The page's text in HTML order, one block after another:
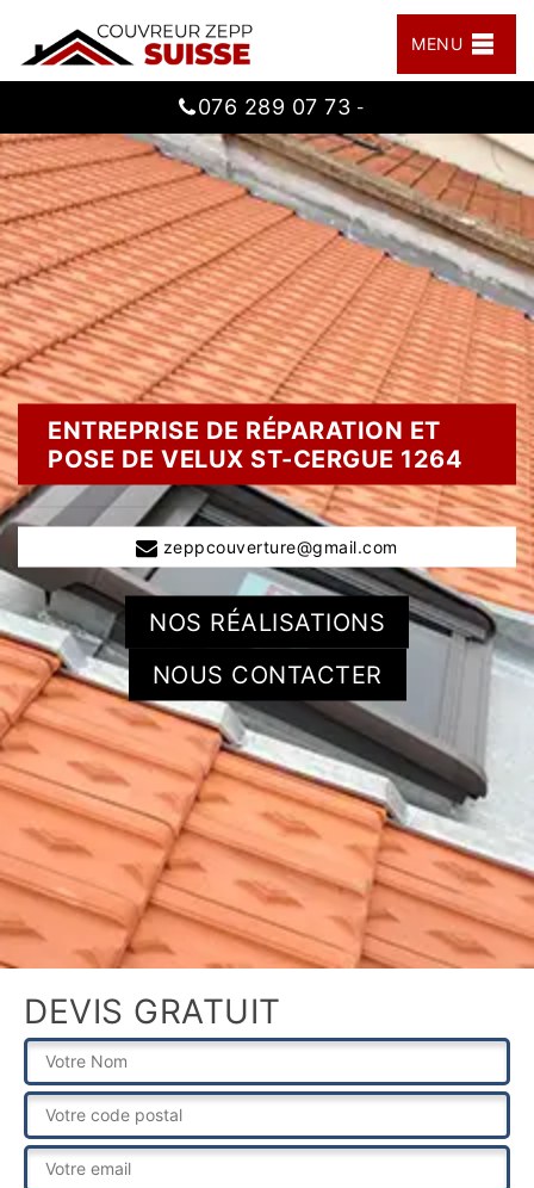
MENU
076 289 07 73 -
ENTREPRISE DE RÉPARATION ET
POSE DE VELUX ST-CERGUE 1264
zeppcouverture@gmail.com
NOS RÉALISATIONS
NOUS CONTACTER
DEVIS GRATUIT